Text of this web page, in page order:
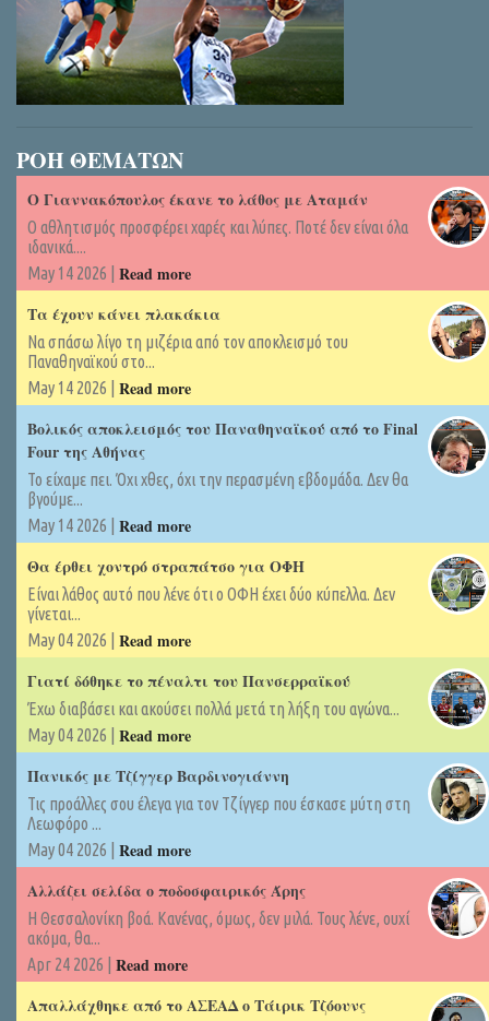
ΡΟΗ ΘΕΜΑΤΩΝ
Ο Γιαννακόπουλος έκανε το λάθος με Αταμάν
Ο αθλητισμός προσφέρει χαρές και λύπες. Ποτέ δεν είναι όλα
ιδανικά....
May 14 2026 | Read more
Τα έχουν κάνει πλακάκια
Να σπάσω λίγο τη μιζέρια από τον αποκλεισμό του
Παναθηναϊκού στο...
May 14 2026 | Read more
Βολικός αποκλεισμός του Παναθηναϊκού από το Final
Four της Αθήνας
Το είχαμε πει. Όχι χθες, όχι την περασμένη εβδομάδα. Δεν θα
βγούμε...
May 14 2026 | Read more
Θα έρθει χοντρό στραπάτσο για ΟΦΗ
Είναι λάθος αυτό που λένε ότι ο ΟΦΗ έχει δύο κύπελλα. Δεν
γίνεται...
May 04 2026 | Read more
Γιατί δόθηκε το πέναλτι του Πανσερραϊκού
Έχω διαβάσει και ακούσει πολλά μετά τη λήξη του αγώνα...
May 04 2026 | Read more
Πανικός με Τζίγγερ Βαρδινογιάννη
Τις προάλλες σου έλεγα για τον Τζίγγερ που έσκασε μύτη στη
Λεωφόρο ...
May 04 2026 | Read more
Αλλάζει σελίδα ο ποδοσφαιρικός Άρης
Η Θεσσαλονίκη βοά. Κανένας, όμως, δεν μιλά. Τους λένε, ουχί
ακόμα, θα...
Apr 24 2026 | Read more
Απαλλάχθηκε από το ΑΣΕΑΔ ο Τάιρικ Τζόουνς